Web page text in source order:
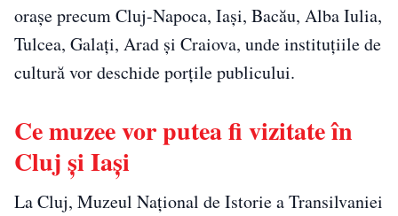
orașe precum Cluj-Napoca, Iași, Bacău, Alba Iulia,
Tulcea, Galați, Arad și Craiova, unde instituțiile de
cultură vor deschide porțile publicului.
Ce muzee vor putea fi vizitate în
Cluj și Iași
La Cluj, Muzeul Național de Istorie a Transilvaniei